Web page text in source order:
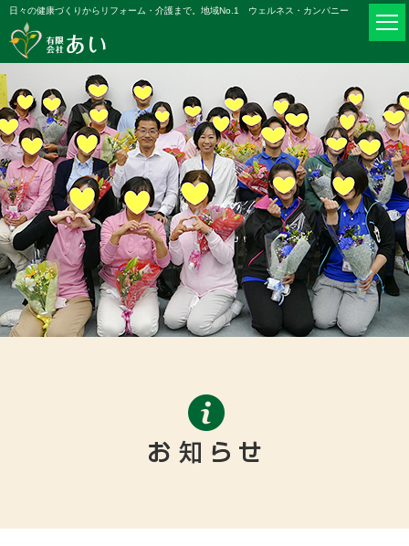
日々の健康づくりからリフォーム・介護まで。地域No.1 ウェルネス・カンパニー